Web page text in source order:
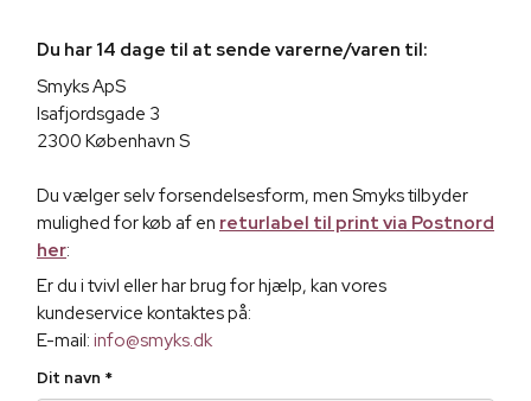
Du har 14 dage til at sende varerne/varen til:
Smyks ApS
Isafjordsgade 3
2300 København S
Du vælger selv forsendelsesform, men Smyks tilbyder
mulighed for køb af en returlabel til print via Postnord
her:
Er du i tvivl eller har brug for hjælp, kan vores
kundeservice kontaktes på:
E-mail: info@smyks.dk
Dit navn *